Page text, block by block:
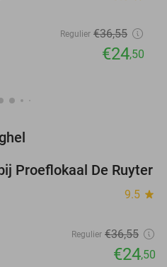
Regulier €36,55
€24,50
33%
Proeflokaal De Ruyter
9.5 star
Regulier €36,55
€24,50